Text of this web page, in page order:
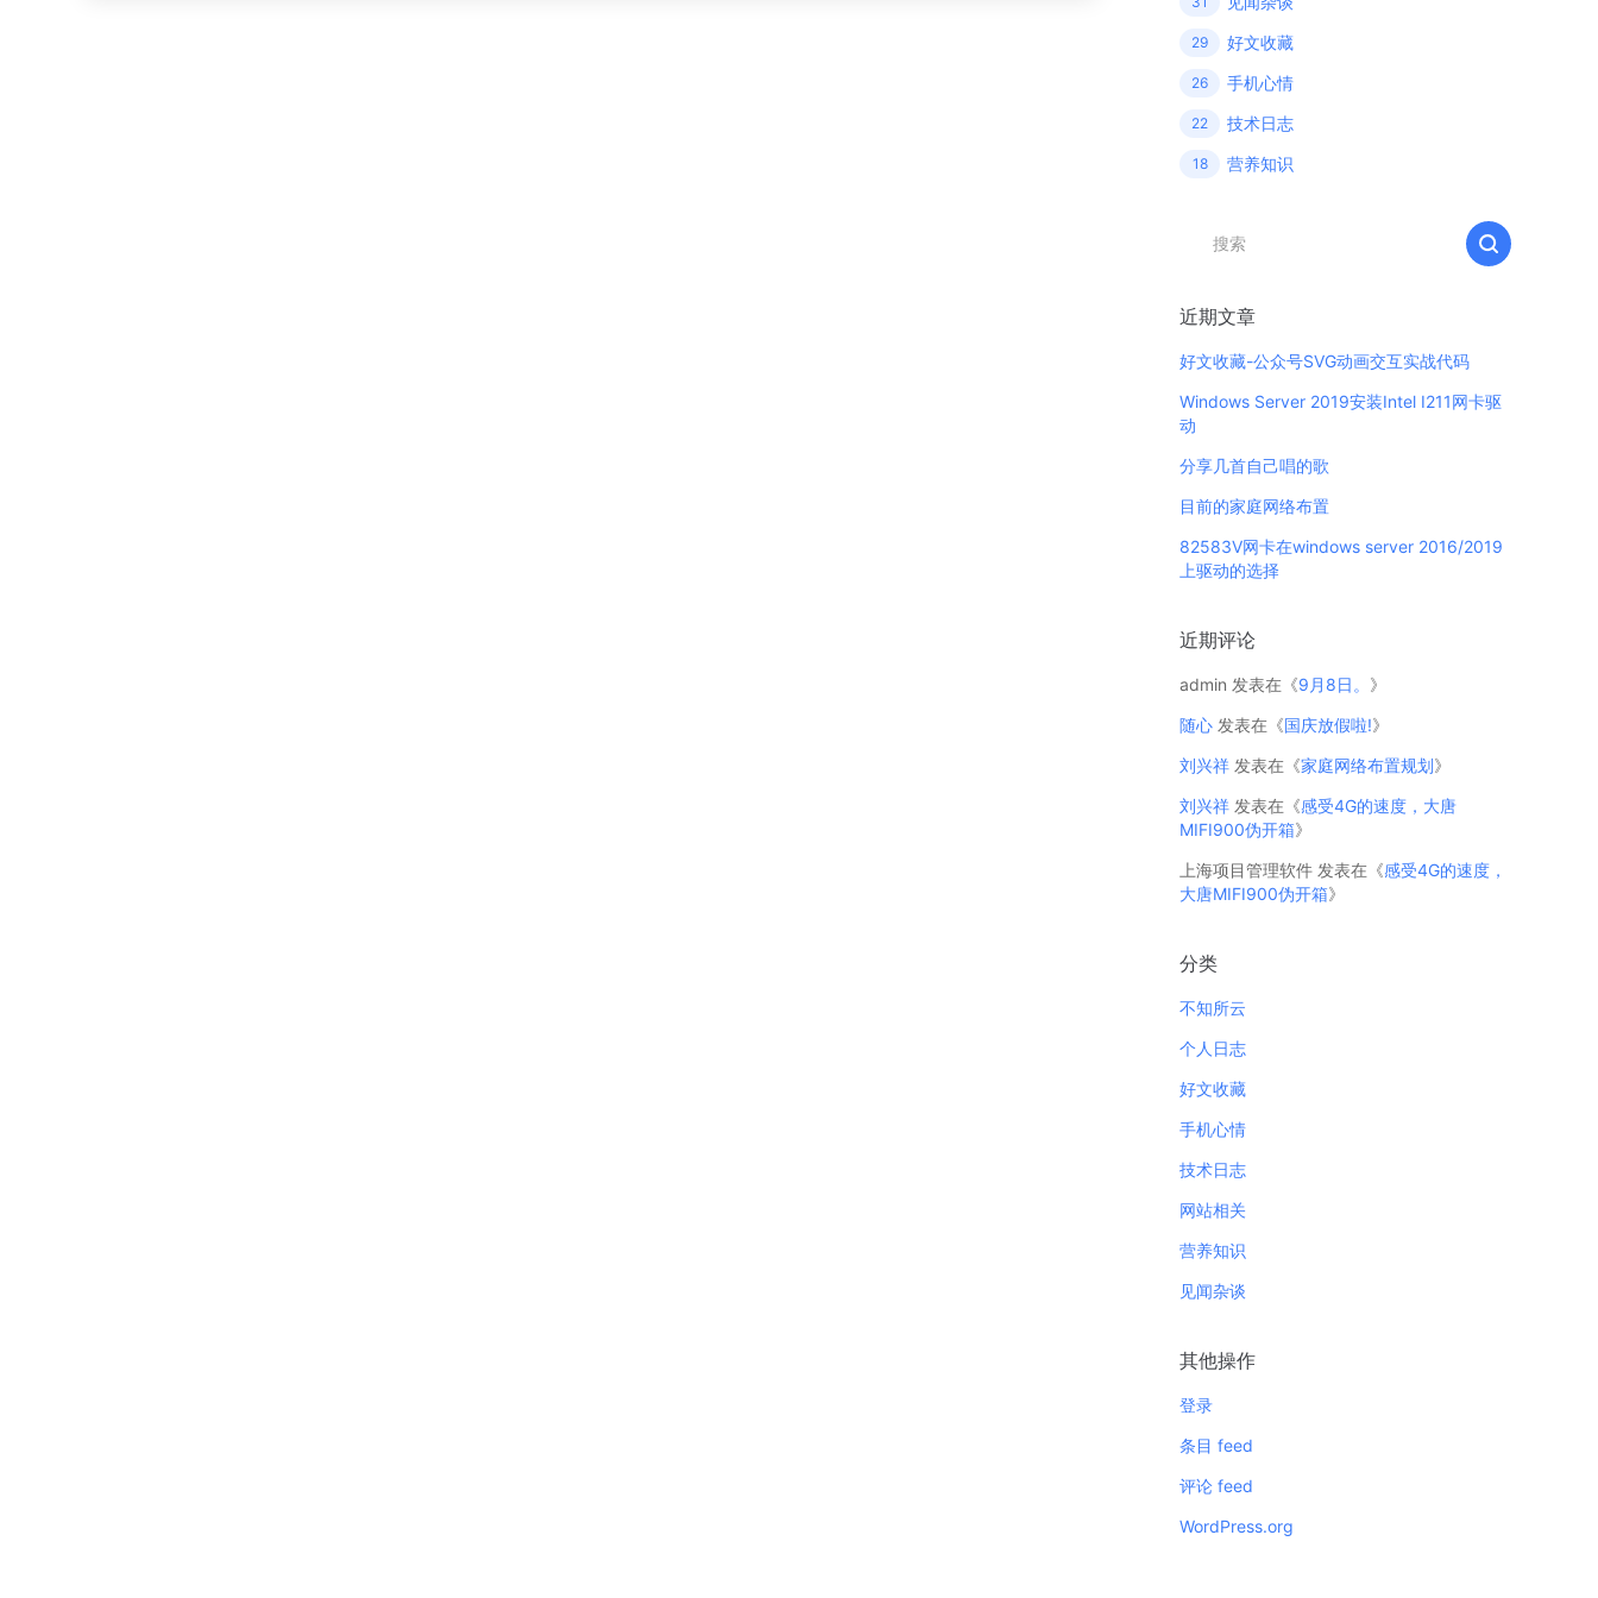
29 好文收藏
26 手机心情
22 技术日志
18 营养知识
近期文章
好文收藏-公众号SVG动画交互实战代码
Windows Server 2019安装Intel I211网卡驱
动
分享几首自己唱的歌
目前的家庭网络布置
82583V网卡在windows server 2016/2019
上驱动的选择
近期评论
admin 发表在《9月8日。 》
随心 发表在《国庆放假啦!》
刘兴祥 发表在《家庭网络布置规划》
刘兴祥 发表在《感受4G的速度，大唐
MIFI900伪开箱》
上海项目管理软件 发表在《感受4G的速度，
大唐MIFI900伪开箱》
分类
不知所云
个人日志
好文收藏
手机心情
技术日志
网站相关
营养知识
见闻杂谈
其他操作
登录
条目 feed
评论 feed
WordPress.org